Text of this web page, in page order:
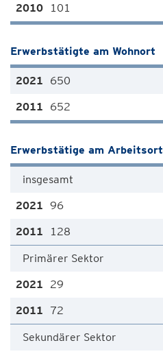
101
Erwerbstätigte am Wohnort
650
652
Erwerbstätige am Arbeitsort
insgesamt
96
128
Primärer Sektor
29
72
Sekundärer Sektor